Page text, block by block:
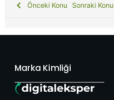
Önceki Konu Sonraki Konu
Marka Kimliği